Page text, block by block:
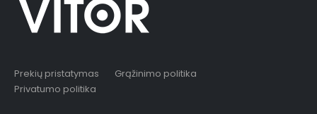
Prekių pristatymas
Grąžinimo politika
Privatumo politika